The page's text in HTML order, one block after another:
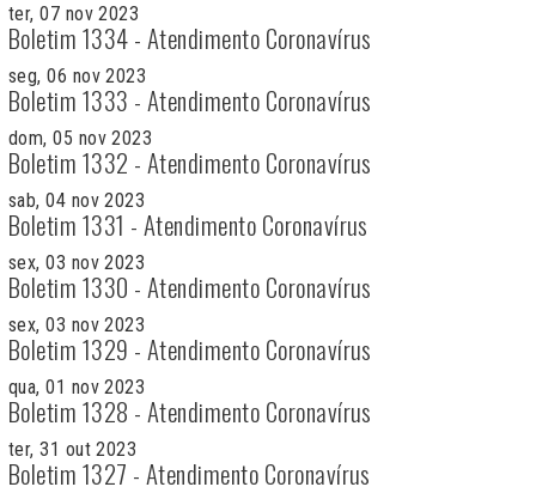
ter, 07 nov 2023
Boletim 1334 - Atendimento Coronavírus
seg, 06 nov 2023
Boletim 1333 - Atendimento Coronavírus
dom, 05 nov 2023
Boletim 1332 - Atendimento Coronavírus
sab, 04 nov 2023
Boletim 1331 - Atendimento Coronavírus
sex, 03 nov 2023
Boletim 1330 - Atendimento Coronavírus
sex, 03 nov 2023
Boletim 1329 - Atendimento Coronavírus
qua, 01 nov 2023
Boletim 1328 - Atendimento Coronavírus
ter, 31 out 2023
Boletim 1327 - Atendimento Coronavírus